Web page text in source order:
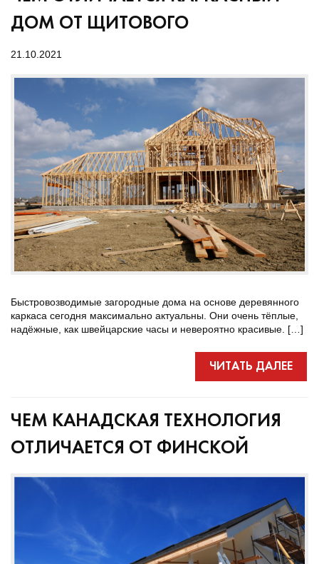
ДОМ ОТ ЩИТОВОГО
21.10.2021
Быстровозводимые загородные дома на основе деревянного
каркаса сегодня максимально актуальны. Они очень тёплые,
надёжные, как швейцарские часы и невероятно красивые. […]
ЧИТАТЬ ДАЛЕЕ
ЧЕМ КАНАДСКАЯ ТЕХНОЛОГИЯ
ОТЛИЧАЕТСЯ ОТ ФИНСКОЙ